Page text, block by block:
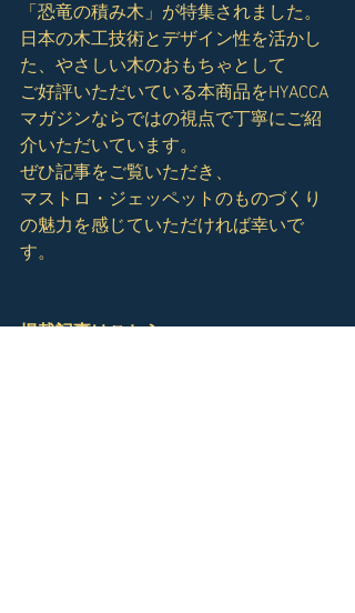
「恐竜の積み木」が特集されました。
日本の木工技術とデザイン性を活かし
た、やさしい木のおもちゃとして
ご好評いただいている本商品をHYACCA
マガジンならではの視点で丁寧にご紹
介いただいています。
ぜひ記事をご覧いただき、
マストロ・ジェッペットのものづくり
の魅力を感じていただければ幸いで
す。
掲載記事はこちら